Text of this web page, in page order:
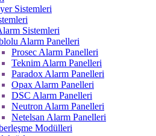
Sistemleri
Sistemleri
Alarm Panelleri
Prosec Alarm Panelleri
Teknim Alarm Panelleri
Paradox Alarm Panelleri
Opax Alarm Panelleri
DSC Alarm Panelleri
Neutron Alarm Panelleri
Netelsan Alarm Panelleri
Modülleri